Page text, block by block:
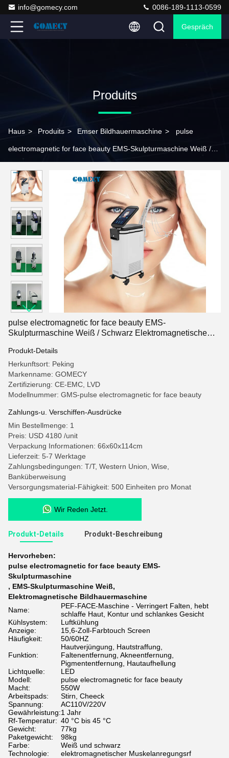
info@gomecy.com 0086-189-1113-0599
Gespräch
Produits
Haus > Produits > Emser Bildhauermaschine > pulse
electromagnetic for face beauty EMS-Skulpturmaschine Weiß /
pulse electromagnetic for face beauty EMS-
Skulpturmaschine Weiß / Schwarz Elektromagnetische
Produkt-Details
Herkunftsort: Peking
Markenname: GOMECY
Zertifizierung: CE-EMC, LVD
Modellnummer: GMS-pulse electromagnetic for face beauty
Zahlungs-u. Verschiffen-Ausdrücke
Min Bestellmenge: 1
Preis: USD 4180 /unit
Verpackung Informationen: 66x60x114cm
Lieferzeit: 5-7 Werktage
Zahlungsbedingungen: T/T, Western Union, Wise,
Banküberweisung
Versorgungsmaterial-Fähigkeit: 500 Einheiten pro Monat
Wir Reden Jetzt.
Produkt-Details Produkt-Beschreibung
Hervorheben:
pulse electromagnetic for face beauty EMS-
Skulpturmaschine
, EMS-Skulpturmaschine Weiß,
Elektromagnetische Bildhauermaschine
Name:
PEF-FACE-Maschine - Verringert Falten, hebt
schlaffe Haut, Kontur und schlankes Gesicht
Kühlsystem:
Luftkühlung
Anzeige:
15,6-Zoll-Farbtouch Screen
Häufigkeit:
50/60HZ
Funktion:
Hautverjüngung, Hautstraffung,
Faltenentfernung, Akneentfernung,
Pigmententfernung, Hautaufhellung
Lichtquelle:
LED
Modell:
pulse electromagnetic for face beauty
Macht:
550W
Arbeitspads:
Stirn, Cheeck
Spannung:
AC110V/220V
Gewährleistung:1 Jahr
Rf-Temperatur: 40 °C bis 45 °C
Gewicht:
77kg
Paketgewicht:
98kg
Farbe:
Weiß und schwarz
Technologie:
elektromagnetischer Muskelanregungsrf